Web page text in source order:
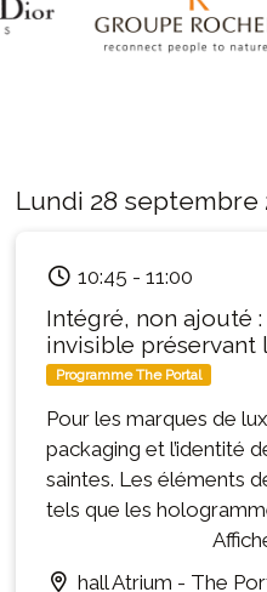
Lundi 28 septembre
10:45 - 11:00
Intégré, non ajouté
invisible préservant
Programme The Portal
Pour les marques de
packaging et l’identité
saintes. Les éléments
tels que les
codes visibles, nuisent
l’élégance du design.
hall Atrium - The